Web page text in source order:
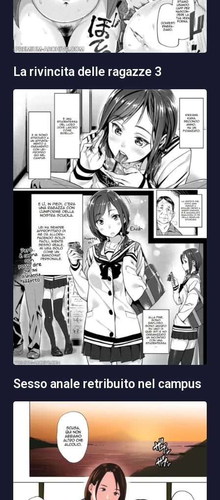
la rivincita delle ragazze 3
sesso anale retribuito nel campus